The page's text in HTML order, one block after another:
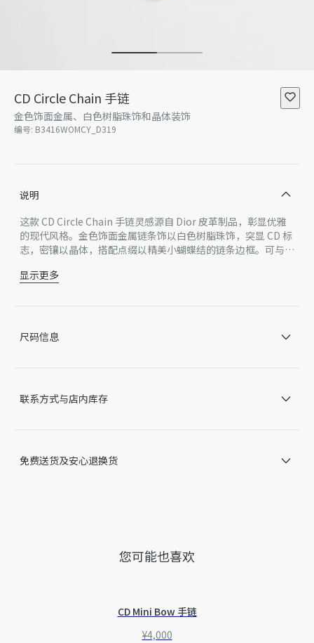
CD Circle Chain 手链
金色饰面金属、白色树脂珠饰和晶体装饰
编号: B3416WOMCY_D319
说明
这款 CD Circle Chain 手链灵感源自 Dior 皮革制品，彰显优雅
的现代风格。金色饰面金属链条饰以白色树脂珠饰，突显 CD 标
志，密镶以晶体，搭配点缀以精美小蝴蝶结的链条边框。可与 C
白色树脂珠饰
蝴蝶结细节
金色饰面金属
在色差、尺码误差、成分含量误差或其他细节误差，网站展示的
显示更多
尺码信息
联系方式与店内库存
免费送货及安心退换货
您可能也喜欢
CD Mini Bow 手链
¥4,000